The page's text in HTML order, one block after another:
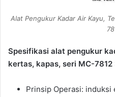
Alat Pengukur Kadar Air Kayu,
Spesifikasi alat pengukur
kertas, kapas, seri MC-7812
Prinsip Operasi: